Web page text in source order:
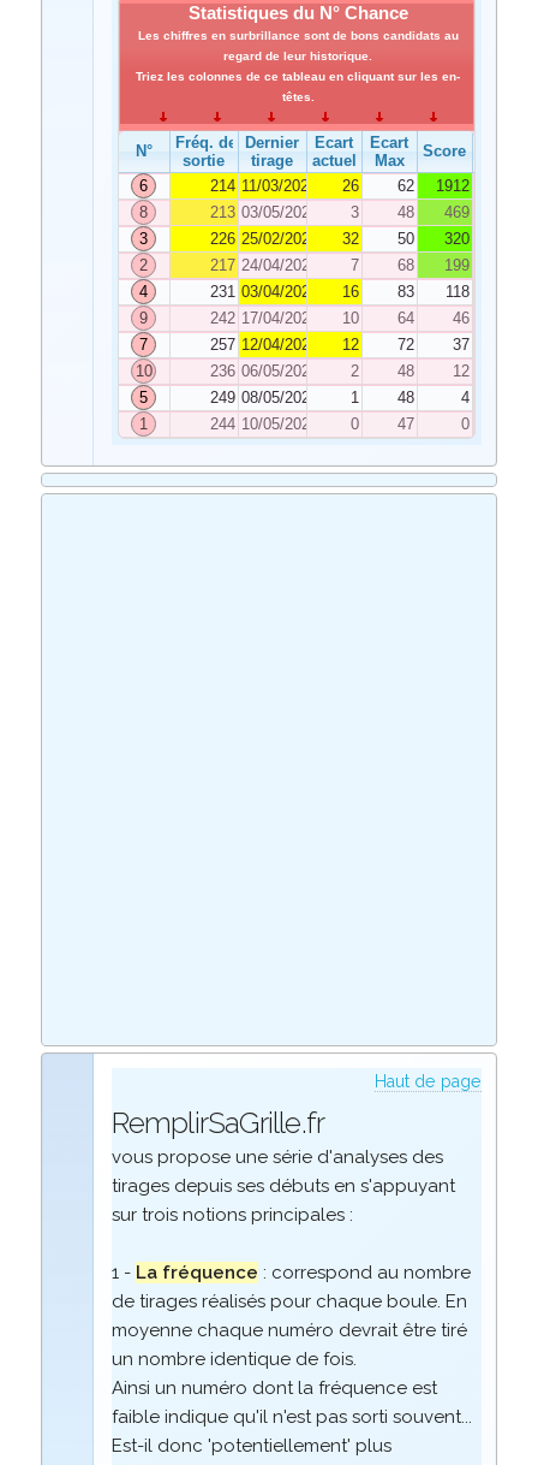
Statistiques du N° Chance
Les chiffres en surbrillance sont de bons candidats au
regard de leur historique.
Triez les colonnes de ce tableau en cliquant sur les en-
têtes.
N°
Fréq. de
sortie
Dernier
tirage
Ecart
actuel
Ecart
Max
Score
6
214 11/03/2023 26 62
1912
8
213 03/05/2023 3 48
469
3
226 25/02/2023 32 50
320
2
217 24/04/2023 7 68
199
4
231 03/04/2023 16 83
118
9
242 17/04/2023 10 64
46
7
257 12/04/2023 12 72
37
10
236 06/05/2023 2 48
12
5
249 08/05/2023 1 48
4
1
244 10/05/2023 0 47 0
Haut de page
RemplirSaGrille.fr
vous propose une série d'analyses des
tirages depuis ses débuts en s'appuyant
sur trois notions principales :
1 - La fréquence : correspond au nombre
de tirages réalisés pour chaque boule. En
moyenne chaque numéro devrait être tiré
un nombre identique de fois.
Ainsi un numéro dont la fréquence est
faible indique qu'il n'est pas sorti souvent...
Est-il donc 'potentiellement' plus